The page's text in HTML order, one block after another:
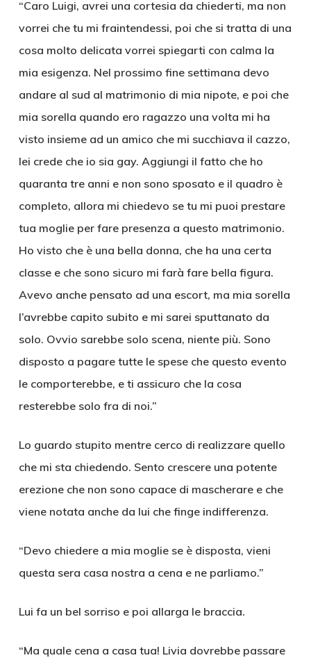
“Caro Luigi, avrei una cortesia da chiederti, ma non
vorrei che tu mi fraintendessi, poi che si tratta di una
cosa molto delicata vorrei spiegarti con calma la
mia esigenza. Nel prossimo fine settimana devo
andare al sud al matrimonio di mia nipote, e poi che
mia sorella quando ero ragazzo una volta mi ha
visto insieme ad un amico che mi succhiava il cazzo,
lei crede che io sia gay. Aggiungi il fatto che ho
quaranta tre anni e non sono sposato e il quadro è
completo, allora mi chiedevo se tu mi puoi prestare
tua moglie per fare presenza a questo matrimonio.
Ho visto che è una bella donna, che ha una certa
classe e che sono sicuro mi farà fare bella figura.
Avevo anche pensato ad una escort, ma mia sorella
l’avrebbe capito subito e mi sarei sputtanato da
solo. Ovvio sarebbe solo scena, niente più. Sono
disposto a pagare tutte le spese che questo evento
le comporterebbe, e ti assicuro che la cosa
resterebbe solo fra di noi.”
Lo guardo stupito mentre cerco di realizzare quello
che mi sta chiedendo. Sento crescere una potente
erezione che non sono capace di mascherare e che
viene notata anche da lui che finge indifferenza.
“Devo chiedere a mia moglie se è disposta, vieni
questa sera casa nostra a cena e ne parliamo.”
Lui fa un bel sorriso e poi allarga le braccia.
“Ma quale cena a casa tua! Livia dovrebbe passare